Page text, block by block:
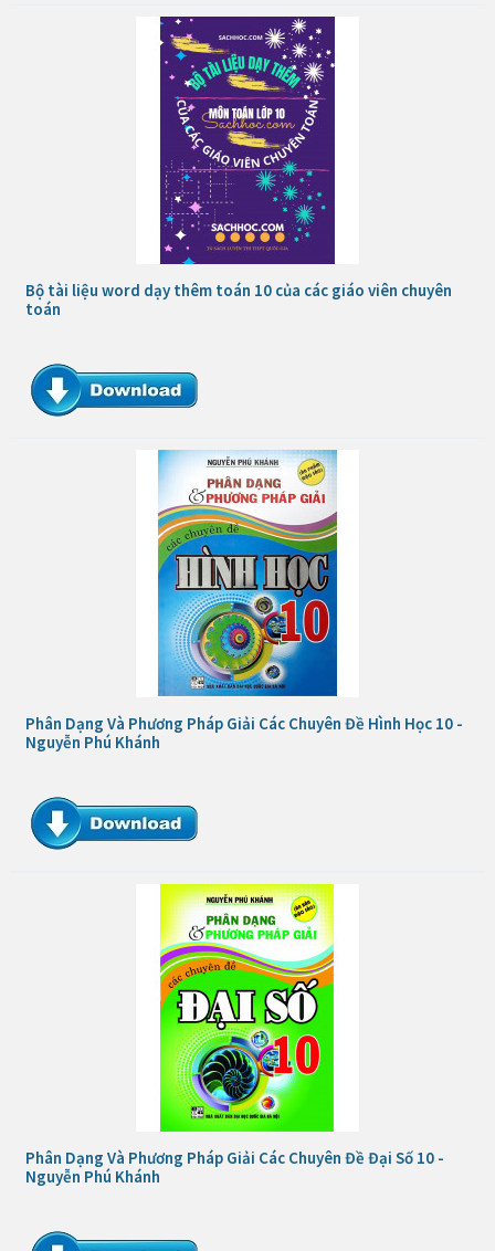
Bộ tài liệu word dạy thêm toán 10 của các giáo viên chuyên
toán
Phân Dạng Và Phương Pháp Giải Các Chuyên Đề Hình Học 10 -
Nguyễn Phú Khánh
Phân Dạng Và Phương Pháp Giải Các Chuyên Đề Đại Số 10 -
Nguyễn Phú Khánh